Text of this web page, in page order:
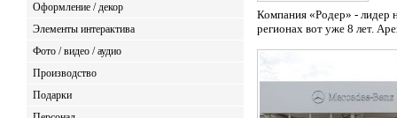
Оформление / декор
Элементы интерактива
Фото / видео / аудио
Производство
Подарки
Компания «Родер» - лидер
регионах вот уже 8 лет.